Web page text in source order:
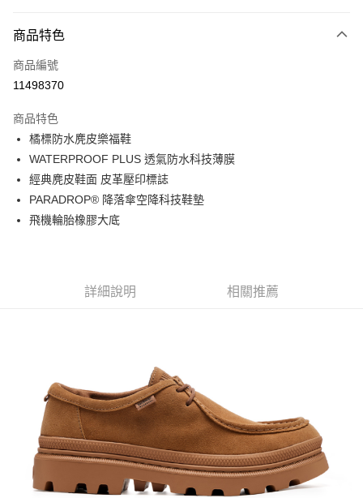
6 期 0 利率 每期
合作金庫商業銀行
上海商業儲蓄銀行
臺灣中小企業銀行
匯豐（台灣）商業銀行
聯邦商業銀行
遠東國際商業銀行
元大商業銀行
玉山商業銀行
星展（台灣）商業銀行
台灣樂天信用卡公司
LINE Pay
Apple Pay
街口支付
悠遊付
Google Pay
全盈+PAY
1.本服務由台灣大哥大提供，台灣大哥大用戶可立即使用無須另外申請。
4.訂單成立30分鐘內，如未前往確認交易或遇審核未通過，訂單將自動取
消。如遇「轉專審核」未通過狀況，表示未達大哥付你分期系統評分，恕無
法說明評估內容。
【繳款方式說明】
1.分期款項不併入電信帳單，「大哥付你分期」於每月結算日後寄送繳費提
醒簡訊。
2.透過簡訊連結打開帳單後，可選擇「超商條碼／台灣大直營門市／銀行轉
帳／街口支付／iPASS MONEY」等通路繳費。
AFTEE先享後付
１．簡單：不需註冊會員、不需綁卡、不需儲值。
２．便利：只要手機號碼，簡訊認證，即可結帳。
３．安心：先確認商品／服務後，再付款。
【「AFTEE先享後付」結帳流程】
１．於結帳方式選擇「AFTEE先享後付」後，將跳轉至「AFTEE先享後付」
結帳頁面，進行簡訊認證並確認金額後，即可完成結帳。
２．訂單成立數日內，您將收到繳費通知簡訊。
３．收到繳費通知簡訊後14天內，點擊此簡訊中的連結，可透過四大超商／
運送方式
付款後全家取貨
每筆NT$70，滿NT$899(含以上)免運費
付款後7-11取貨
每筆NT$70，滿NT$899(含以上)免運費
商品特色
商品編號
11498370
商品特色
橘標防水麂皮樂福鞋
WATERPROOF PLUS 透氣防水科技薄膜
經典麂皮鞋面 皮革壓印標誌
PARADROP® 降落傘空降科技鞋墊
飛機輪胎橡膠大底
詳細說明 相關推薦